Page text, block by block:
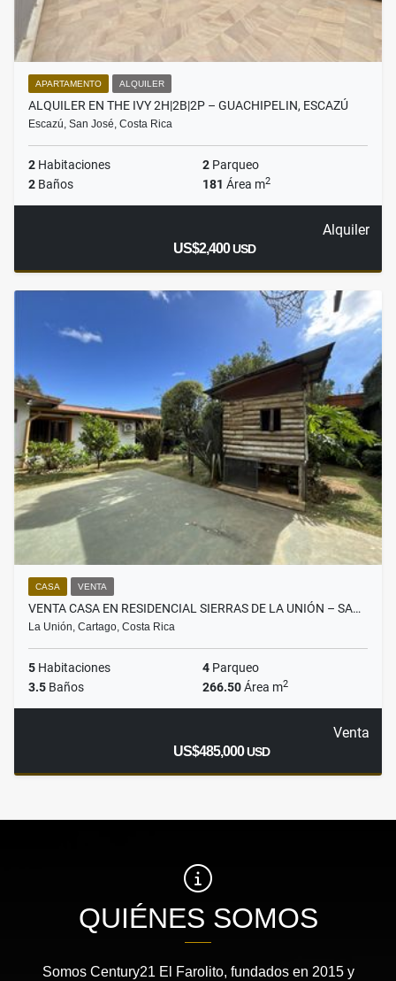
APARTAMENTO ALQUILER
ALQUILER EN THE IVY 2H|2B|2P – GUACHIPELIN, ESCAZÚ
Escazú, San José, Costa Rica
2 Habitaciones 2 Parqueo
2 Baños 181 Área m2
Alquiler
US$2,400USD
CASA VENTA
VENTA CASA EN RESIDENCIAL SIERRAS DE LA UNIÓN – SA…
La Unión, Cartago, Costa Rica
5 Habitaciones 4 Parqueo
3.5 Baños 266.50Área m2
Venta
US$485,000USD
QUIÉNES SOMOS
Somos Century21 El Farolito, fundados en 2015 y